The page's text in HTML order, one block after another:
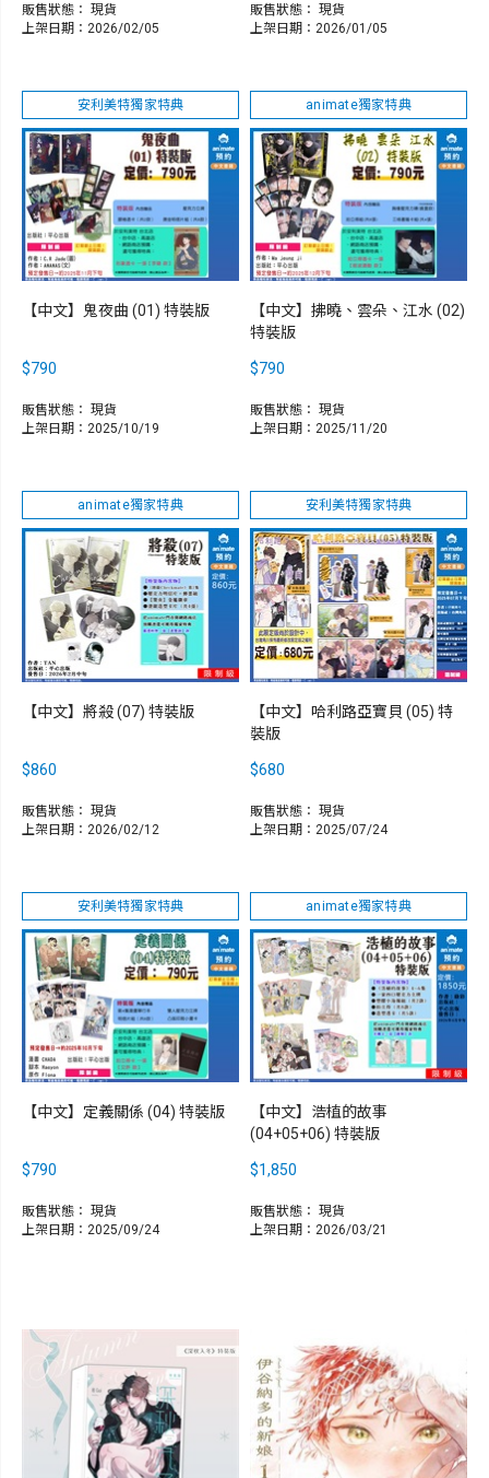
販售狀態： 現貨
上架日期：2026/02/05
販售狀態： 現貨
上架日期：2026/01/05
安利美特獨家特典
【中文】鬼夜曲 (01) 特裝版
$790
販售狀態： 現貨
上架日期：2025/10/19
animate獨家特典
【中文】拂曉、雲朵、江水 (02)
特裝版
$790
販售狀態： 現貨
上架日期：2025/11/20
animate獨家特典
【中文】將殺 (07) 特裝版
$860
販售狀態： 現貨
上架日期：2026/02/12
安利美特獨家特典
【中文】哈利路亞寶貝 (05) 特
裝版
$680
販售狀態： 現貨
上架日期：2025/07/24
安利美特獨家特典
【中文】定義關係 (04) 特裝版
$790
販售狀態： 現貨
上架日期：2025/09/24
animate獨家特典
【中文】浩植的故事
(04+05+06) 特裝版
$1,850
販售狀態： 現貨
上架日期：2026/03/21